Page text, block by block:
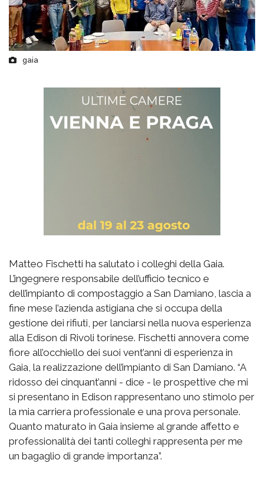
gaia
Matteo Fischetti ha salutato i colleghi della Gaia.
L’ingegnere responsabile dell’ufficio tecnico e
dell’impianto di compostaggio a San Damiano, lascia a
fine mese l’azienda astigiana che si occupa della
gestione dei rifiuti, per lanciarsi nella nuova esperienza
alla Edison di Rivoli torinese. Fischetti annovera come
fiore all’occhiello dei suoi vent’anni di esperienza in
Gaia, la realizzazione dell’impianto di San Damiano. “A
ridosso dei cinquant’anni - dice - le prospettive che mi
si presentano in Edison rappresentano uno stimolo per
la mia carriera professionale e una prova personale.
Quanto maturato in Gaia insieme al grande affetto e
professionalità dei tanti colleghi rappresenta per me
un bagaglio di grande importanza”.